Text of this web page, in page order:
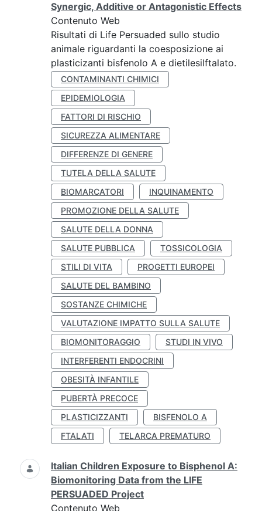
Synergic, Additive or Antagonistic Effects
Contenuto Web
Risultati di Life Persuaded sullo studio
animale riguardanti la coesposizione ai
plasticizanti bisfenolo A e dietilesilftalato.
CONTAMINANTI CHIMICI
EPIDEMIOLOGIA
FATTORI DI RISCHIO
SICUREZZA ALIMENTARE
DIFFERENZE DI GENERE
TUTELA DELLA SALUTE
BIOMARCATORI
INQUINAMENTO
PROMOZIONE DELLA SALUTE
SALUTE DELLA DONNA
SALUTE PUBBLICA
TOSSICOLOGIA
STILI DI VITA
PROGETTI EUROPEI
SALUTE DEL BAMBINO
SOSTANZE CHIMICHE
VALUTAZIONE IMPATTO SULLA SALUTE
BIOMONITORAGGIO
STUDI IN VIVO
INTERFERENTI ENDOCRINI
OBESITÀ INFANTILE
PUBERTÀ PRECOCE
PLASTICIZZANTI
BISFENOLO A
FTALATI
TELARCA PREMATURO
Italian Children Exposure to Bisphenol A:
Biomonitoring Data from the LIFE
PERSUADED Project
Contenuto Web